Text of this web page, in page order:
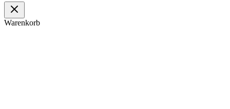
Warenkorb